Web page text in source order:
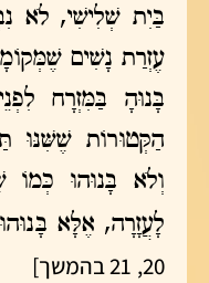
בַּיִת שְׁלִישִׁי, לֹא
עֶזְרַת נָשִׁים
בָּנוּהָ בַּמִּזְרָח
הַקְּטוּרוֹת שֶׁשִּׁנּוּ
וְלֹא בָּנוּהוּ כְּמוֹ
לָעֲזָרָה, אֶלָּא
20, 21 בהמשך]